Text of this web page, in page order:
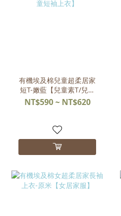
有機埃及棉兒童超柔居家
短T-嫩藍【兒童素T/兒童
短袖/兒童短袖上衣】
NT$590 ~ NT$620